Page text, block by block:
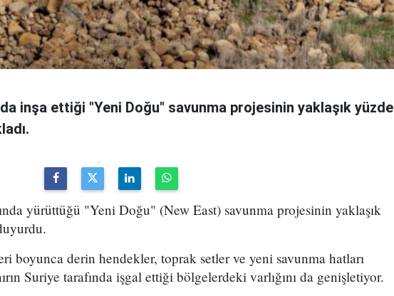
inşa ettiği "Yeni Doğu" savunma projesinin yaklaşık yüzde
yürüttüğü "Yeni Doğu" (New East) savunma projesinin yaklaşık
boyunca derin hendekler, toprak setler ve yeni savunma hatları
Suriye tarafında işgal ettiği bölgelerdeki varlığını da genişletiyor.